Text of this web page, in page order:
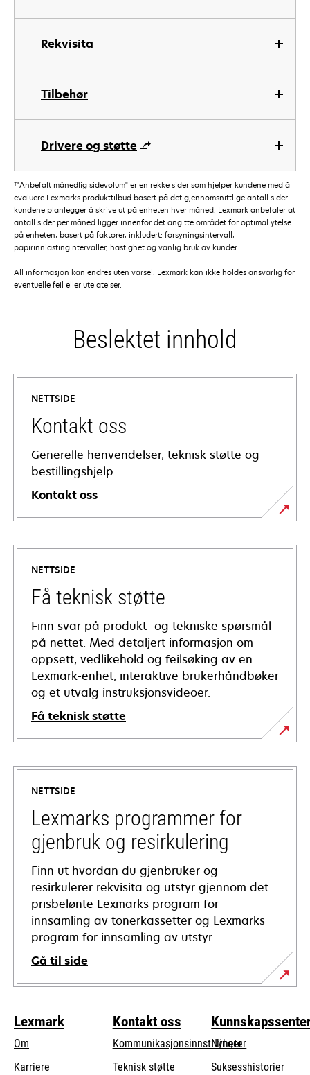
Rekvisita
Tilbehør
Drivere og støtte
†"Anbefalt månedlig sidevolum" er en rekke sider som hjelper kundene med å
evaluere Lexmarks produkttilbud basert på det gjennomsnittlige antall sider
kundene planlegger å skrive ut på enheten hver måned. Lexmark anbefaler at
antall sider per måned ligger innenfor det angitte området for optimal ytelse
på enheten, basert på faktorer, inkludert: forsyningsintervall,
papirinnlastingintervaller, hastighet og vanlig bruk av kunder.
All informasjon kan endres uten varsel. Lexmark kan ikke holdes ansvarlig for
eventuelle feil eller utelatelser.
Beslektet innhold
NETTSIDE
Kontakt oss
Generelle henvendelser, teknisk støtte og
bestillingshjelp.
Kontakt oss
NETTSIDE
Få teknisk støtte
Finn svar på produkt- og tekniske spørsmål
på nettet. Med detaljert informasjon om
oppsett, vedlikehold og feilsøking av en
Lexmark-enhet, interaktive brukerhåndbøker
og et utvalg instruksjonsvideoer.
Få teknisk støtte
opens
in
new
tab
NETTSIDE
Lexmarks programmer for
gjenbruk og resirkulering
Finn ut hvordan du gjenbruker og
resirkulerer rekvisita og utstyr gjennom det
prisbelønte Lexmarks program for
innsamling av tonerkassetter og Lexmarks
program for innsamling av utstyr
Gå til side
Lexmark
Om
Karriere
Kontakt oss
Kommunikasjonsinnstillinger
Teknisk støtteopens
Nyheter
Suksesshistorier